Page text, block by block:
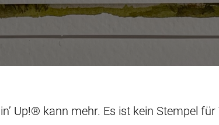
Up!® kann mehr. Es ist kein Stempel